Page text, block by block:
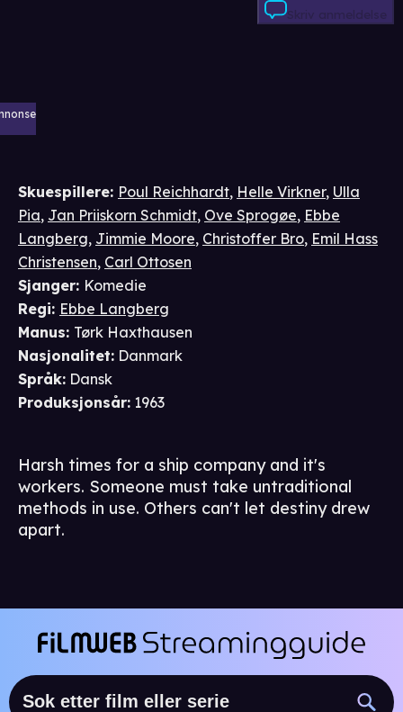
Skriv anmeldelse
Skuespillere: Poul Reichhardt, Helle Virkner, Ulla
Pia, Jan Priiskorn Schmidt, Ove Sprogøe, Ebbe
Langberg, Jimmie Moore, Christoffer Bro, Emil Hass
Christensen, Carl Ottosen
Sjanger: Komedie
Regi: Ebbe Langberg
Manus: Tørk Haxthausen
Nasjonalitet: Danmark
Språk: Dansk
Produksjonsår: 1963
Harsh times for a ship company and it's
workers. Someone must take untraditional
methods in use. Others can't let destiny drew
apart.